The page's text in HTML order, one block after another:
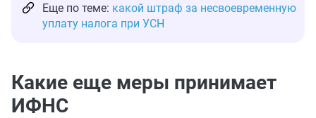
Еще по теме: какой штраф за несвоевременную
уплату налога при УСН
Какие еще меры принимает
ИФНС